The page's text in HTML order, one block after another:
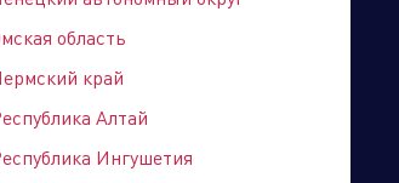
портфолио
область
край
Алтай
Ингушетия